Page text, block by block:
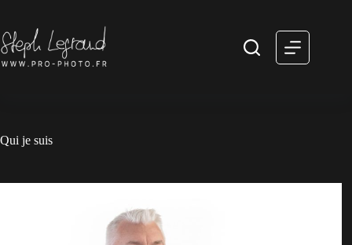
contenu
Qui je suis